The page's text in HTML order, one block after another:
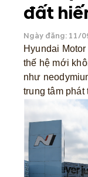
đất
Ngày đăng: 11/
Hyundai
thế hệ mới
như
trung tâm phát